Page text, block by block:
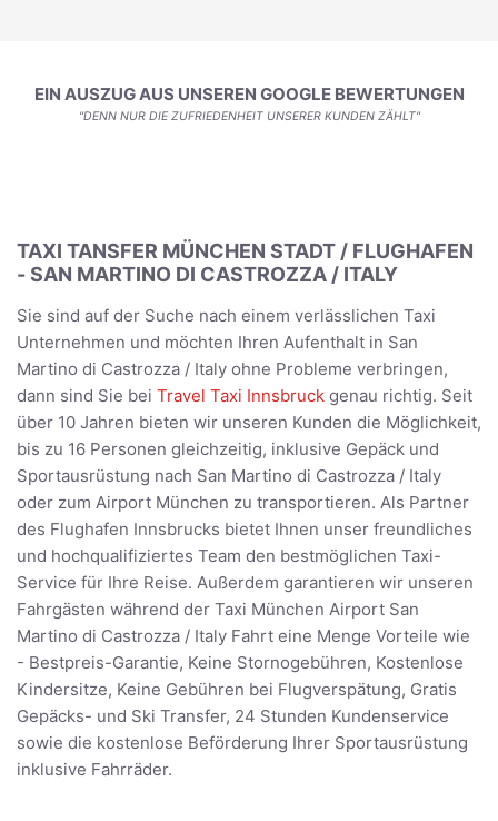
EIN AUSZUG AUS UNSEREN GOOGLE BEWERTUNGEN
"DENN NUR DIE ZUFRIEDENHEIT UNSERER KUNDEN ZÄHLT"
TAXI TANSFER MÜNCHEN STADT / FLUGHAFEN
- SAN MARTINO DI CASTROZZA / ITALY
Sie sind auf der Suche nach einem verlässlichen Taxi
Unternehmen und möchten Ihren Aufenthalt in San
Martino di Castrozza / Italy ohne Probleme verbringen,
dann sind Sie bei Travel Taxi Innsbruck genau richtig. Seit
über 10 Jahren bieten wir unseren Kunden die Möglichkeit,
bis zu 16 Personen gleichzeitig, inklusive Gepäck und
Sportausrüstung nach San Martino di Castrozza / Italy
oder zum Airport München zu transportieren. Als Partner
des Flughafen Innsbrucks bietet Ihnen unser freundliches
und hochqualifiziertes Team den bestmöglichen Taxi-
Service für Ihre Reise. Außerdem garantieren wir unseren
Fahrgästen während der Taxi München Airport San
Martino di Castrozza / Italy Fahrt eine Menge Vorteile wie
- Bestpreis-Garantie, Keine Stornogebühren, Kostenlose
Kindersitze, Keine Gebühren bei Flugverspätung, Gratis
Gepäcks- und Ski Transfer, 24 Stunden Kundenservice
sowie die kostenlose Beförderung Ihrer Sportausrüstung
inklusive Fahrräder.